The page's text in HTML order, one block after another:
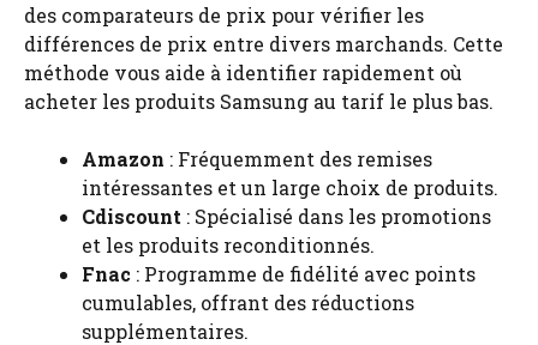
des comparateurs de prix pour vérifier les
différences de prix entre divers marchands. Cette
méthode vous aide à identifier rapidement où
acheter les produits Samsung au tarif le plus bas.
Amazon : Fréquemment des remises
intéressantes et un large choix de produits.
Cdiscount : Spécialisé dans les promotions
et les produits reconditionnés.
Fnac : Programme de fidélité avec points
cumulables, offrant des réductions
supplémentaires.